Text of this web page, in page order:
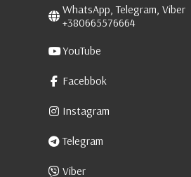
WhatsApp, Telegram, Viber
+380665576664
YouTube
Facebbok
Instagram
Telegram
Viber